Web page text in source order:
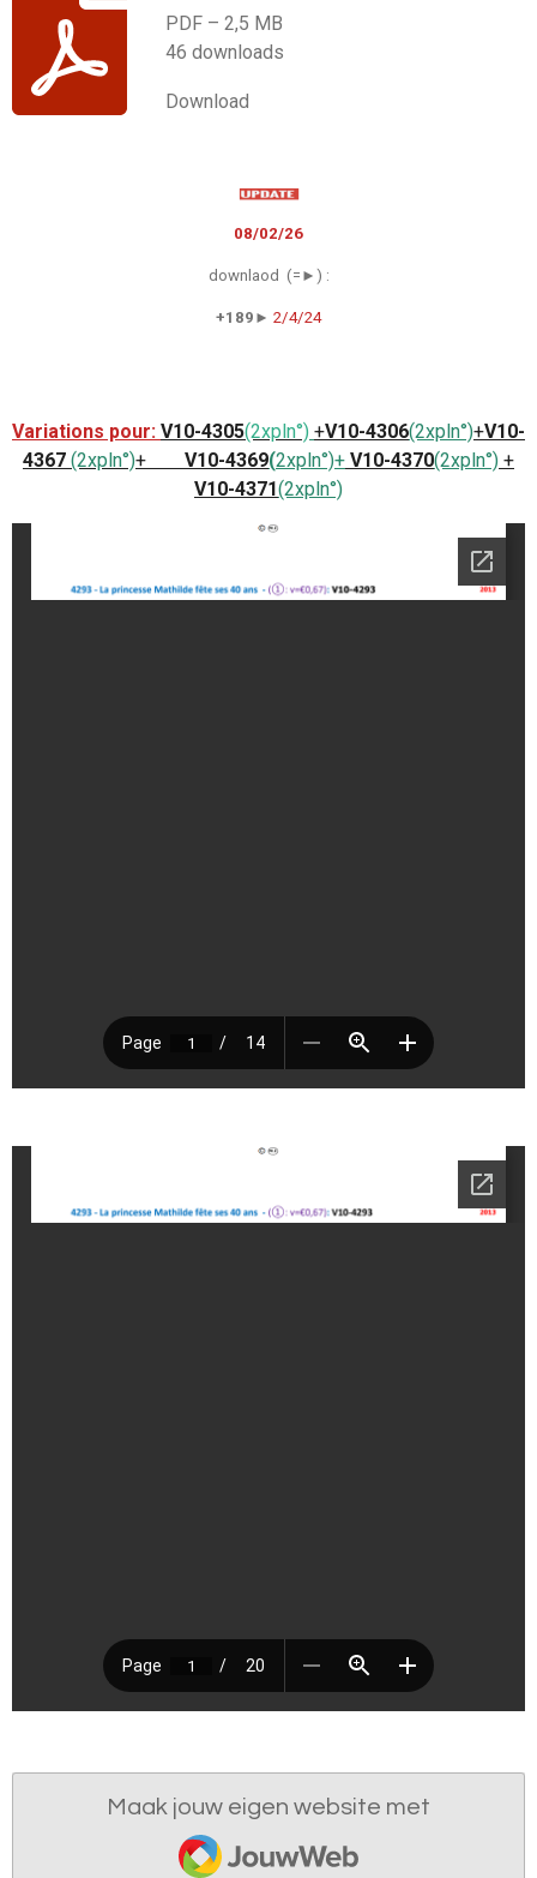
PDF – 2,5 MB
46 downloads
Download
08/02/26
downlaod (=►) :
+189► 2/4/24
Variations pour: V10-4305(2xpln°) +V10-4306(2xpln°)+V10-
4367 (2xpln°)+ V10-4369(2xpln°)+ V10-4370(2xpln°) +
V10-4371(2xpln°)
Maak jouw eigen website met
JouwWeb